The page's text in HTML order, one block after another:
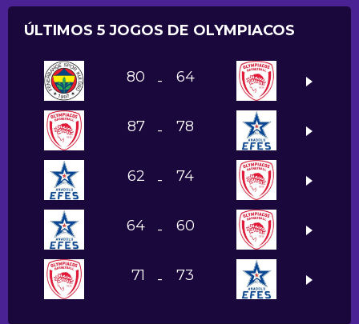
ÚLTIMOS 5 JOGOS DE OLYMPIACOS
80 - 64
87 - 78
62 - 74
64 - 60
71 - 73